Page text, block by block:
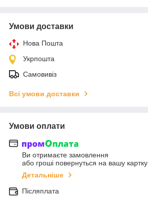
Умови доставки
Нова Пошта
Укрпошта
Самовивіз
Всі умови доставки
Умови оплати
Ви отримаєте замовлення
або гроші повернуться на вашу картку
Детальніше
Післяплата